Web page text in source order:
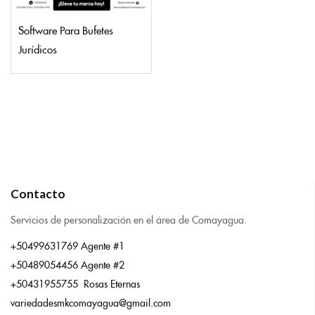
Software Para Bufetes
Jurídicos
Contacto
Servicios de personalización en el área de Comayagua.
+50499631769 Agente #1
+50489054456 Agente #2
+50431955755 Rosas Eternas
variedadesmkcomayagua@gmail.com